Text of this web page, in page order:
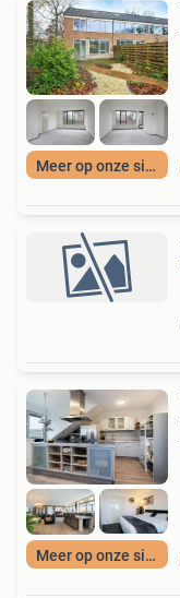
Meer op onze site
Meer op onze site